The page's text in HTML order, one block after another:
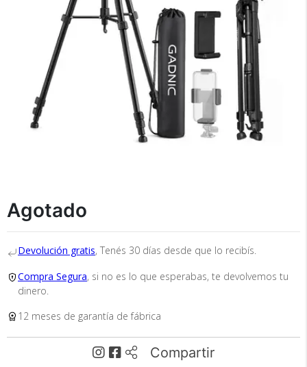
Agotado
Devolución gratis, Tenés 30 días desde que lo recibís.
Compra Segura, si no es lo que esperabas, te devolvemos tu
dinero.
12 meses de garantía de fábrica
Compartir
Medios de Pago ×
te devolvemos tu dinero.
que esperabas o te devolvemos el 100% de tu